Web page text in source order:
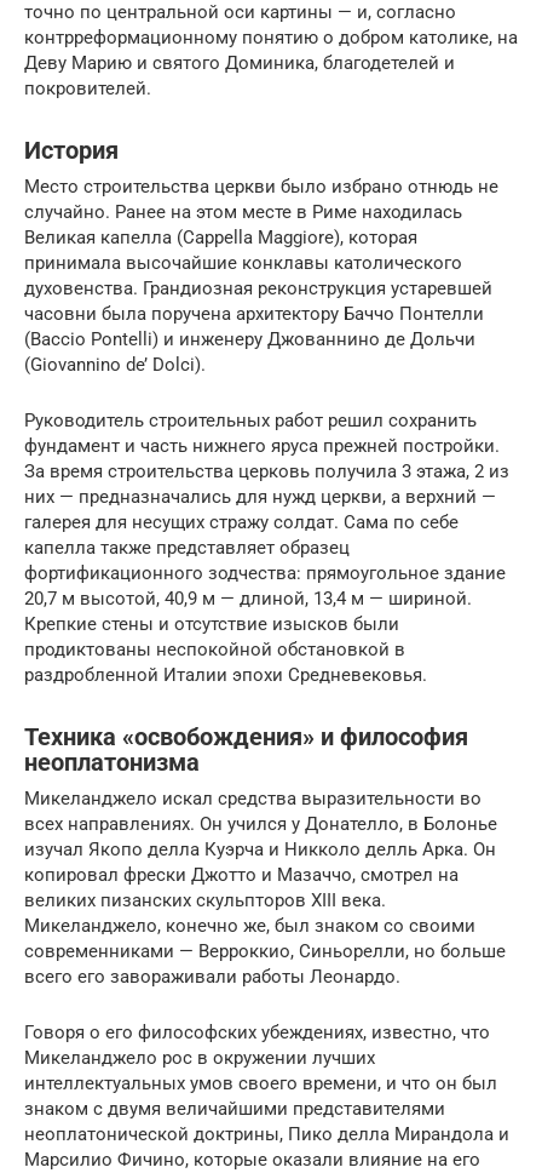
точно по центральной оси картины — и, согласно
контрреформационному понятию о добром католике, на
Деву Марию и святого Доминика, благодетелей и
покровителей.
История
Место строительства церкви было избрано отнюдь не
случайно. Ранее на этом месте в Риме находилась
Великая капелла (Cappella Maggiore), которая
принимала высочайшие конклавы католического
духовенства. Грандиозная реконструкция устаревшей
часовни была поручена архитектору Баччо Понтелли
(Baccio Pontelli) и инженеру Джованнино де Дольчи
(Giovannino de’ Dolci).
Руководитель строительных работ решил сохранить
фундамент и часть нижнего яруса прежней постройки.
За время строительства церковь получила 3 этажа, 2 из
них — предназначались для нужд церкви, а верхний —
галерея для несущих стражу солдат. Сама по себе
капелла также представляет образец
фортификационного зодчества: прямоугольное здание
20,7 м высотой, 40,9 м — длиной, 13,4 м — шириной.
Крепкие стены и отсутствие изысков были
продиктованы неспокойной обстановкой в
раздробленной Италии эпохи Средневековья.
Техника «освобождения» и философия
неоплатонизма
Микеланджело искал средства выразительности во
всех направлениях. Он учился у Донателло, в Болонье
изучал Якопо делла Куэрча и Никколо делль Арка. Он
копировал фрески Джотто и Мазаччо, смотрел на
великих пизанских скульпторов XIII века.
Микеланджело, конечно же, был знаком со своими
современниками — Верроккио, Синьорелли, но больше
всего его завораживали работы Леонардо.
Говоря о его философских убеждениях, известно, что
Микеланджело рос в окружении лучших
интеллектуальных умов своего времени, и что он был
знаком с двумя величайшими представителями
неоплатонической доктрины, Пико делла Мирандола и
Марсилио Фичино, которые оказали влияние на его